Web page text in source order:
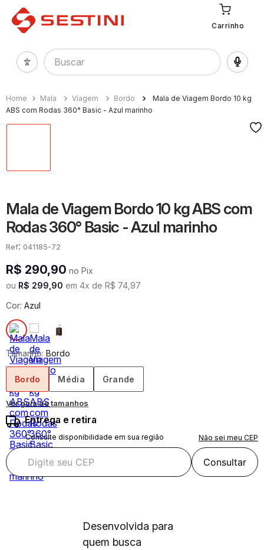
Carrinho
Buscar
Mala Viagem Bordo
Mala de Viagem Bordo 10 kg
ABS com Rodas 360° Basic - Azul marinho
Mala de Viagem Bordo 10 kg ABS com
Rodas 360° Basic - Azul marinho
: 041185-72
R$ 290,90 no Pix
ou R$ 299 90 em 4x de R$ 74 97
Cor: Azul
Tamanho: Bordo
Bordo Média Grande
Ver guia de tamanhos
Entrega e retira
Consulte disponibilidade em sua região Não sei meu CEP
Consultar
Desenvolvida para
quem busca